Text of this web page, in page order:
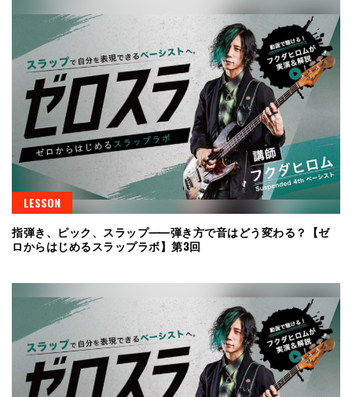
LESSON
指弾き、ピック、スラップ⸺弾き方で音はどう変わる？【ゼ
ロからはじめるスラップラボ】第3回